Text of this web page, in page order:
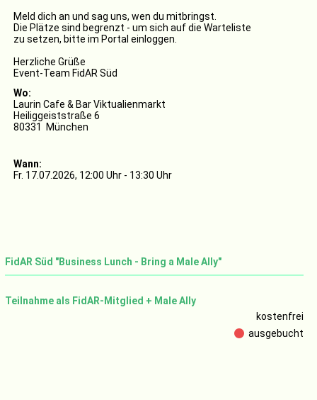
Meld dich an und sag uns, wen du mitbringst.
Die Plätze sind begrenzt - um sich auf die Warteliste
zu setzen, bitte im Portal einloggen.
Herzliche Grüße
Event-Team FidAR Süd
Wo:
Laurin Cafe & Bar Viktualienmarkt
Heiliggeiststraße 6
80331 München
Wann:
Fr. 17.07.2026, 12:00 Uhr - 13:30 Uhr
FidAR Süd "Business Lunch - Bring a Male Ally"
Teilnahme als FidAR-Mitglied + Male Ally
kostenfrei
ausgebucht